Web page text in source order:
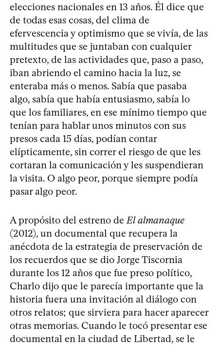
elecciones nacionales en 13 años. Él dice que
de todas esas cosas, del clima de
efervescencia y optimismo que se vivía, de las
multitudes que se juntaban con cualquier
pretexto, de las actividades que, paso a paso,
iban abriendo el camino hacia la luz, se
enteraba más o menos. Sabía que pasaba
algo, sabía que había entusiasmo, sabía lo
que los familiares, en ese mínimo tiempo que
tenían para hablar unos minutos con sus
presos cada 15 días, podían contar
elípticamente, sin correr el riesgo de que les
cortaran la comunicación y les suspendieran
la visita. O algo peor, porque siempre podía
pasar algo peor.
A propósito del estreno de El almanaque
(2012), un documental que recupera la
anécdota de la estrategia de preservación de
los recuerdos que se dio Jorge Tiscornia
durante los 12 años que fue preso político,
Charlo dijo que le parecía importante que la
historia fuera una invitación al diálogo con
otros relatos; que sirviera para hacer aparecer
otras memorias. Cuando le tocó presentar ese
documental en la ciudad de Libertad, se le